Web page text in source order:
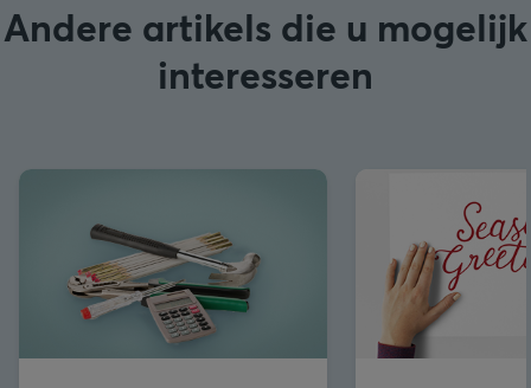
Andere artikels die u mogelijk
interesseren